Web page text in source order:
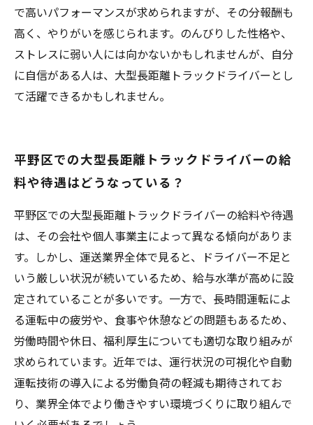
で高いパフォーマンスが求められますが、その分報酬も
高く、やりがいを感じられます。のんびりした性格や、
ストレスに弱い人には向かないかもしれませんが、自分
に自信がある人は、大型長距離トラックドライバーとし
て活躍できるかもしれません。
平野区での大型長距離トラックドライバーの給
料や待遇はどうなっている？
平野区での大型長距離トラックドライバーの給料や待遇
は、その会社や個人事業主によって異なる傾向がありま
す。しかし、運送業界全体で見ると、ドライバー不足と
いう厳しい状況が続いているため、給与水準が高めに設
定されていることが多いです。一方で、長時間運転によ
る運転中の疲労や、食事や休憩などの問題もあるため、
労働時間や休日、福利厚生についても適切な取り組みが
求められています。近年では、運行状況の可視化や自動
運転技術の導入による労働負荷の軽減も期待されてお
り、業界全体でより働きやすい環境づくりに取り組んで